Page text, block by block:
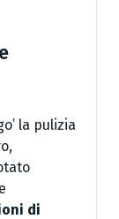
la pulizia
di